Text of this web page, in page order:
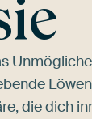
die dich